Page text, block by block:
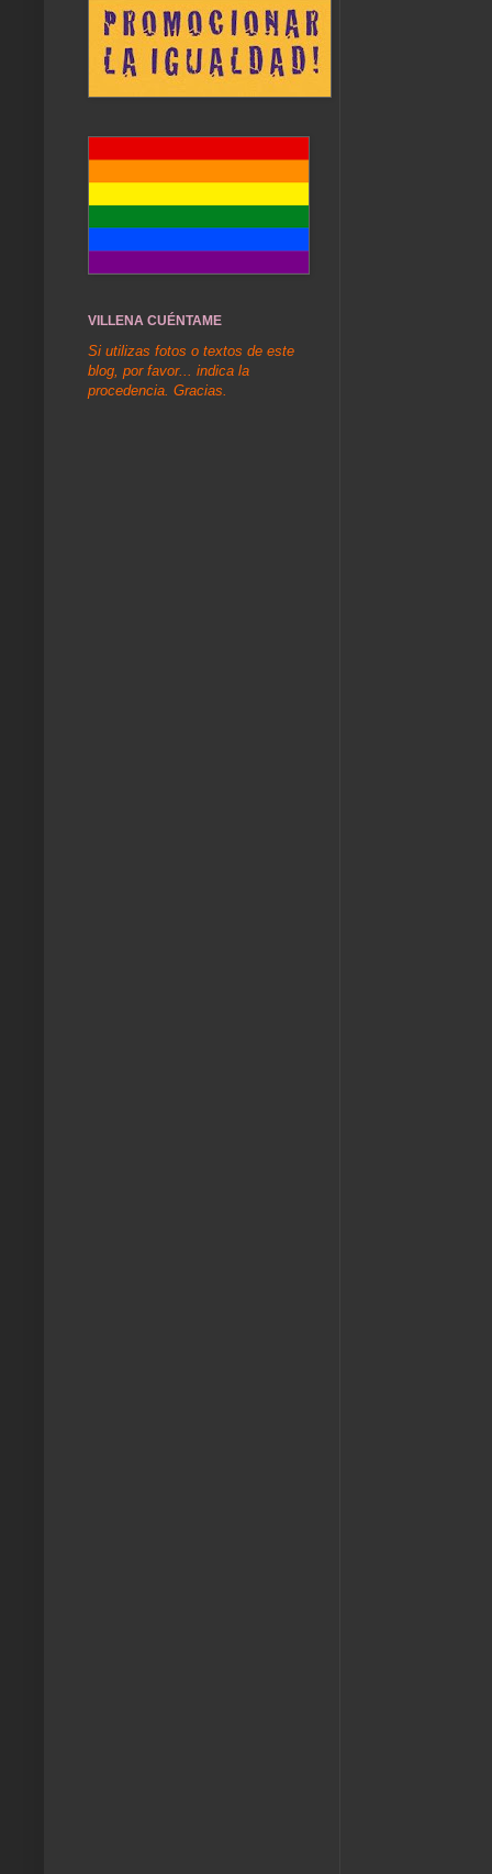
VILLENA CUÉNTAME
Si utilizas fotos o textos de este
blog, por favor... indica la
procedencia. Gracias.